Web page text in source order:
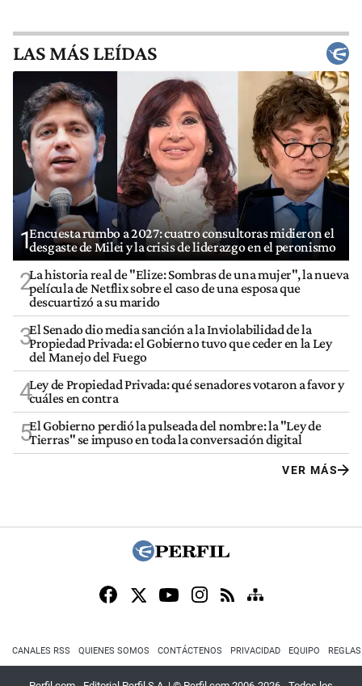
LAS MÁS LEÍDAS
1Encuesta rumbo a 2027: cuatro consultoras midieron el
desgaste de Milei y la crisis de liderazgo en el peronismo
2La historia real de "Elize: Sombras de una mujer", la nueva
película de Netflix sobre el caso de una esposa que
descuartizó a su marido
3El Senado dio media sanción a la Inviolabilidad de la
Propiedad Privada: el Gobierno tuvo que ceder en la Ley
del Manejo del Fuego
4Ley de Propiedad Privada: qué senadores votaron a favor y
cuáles en contra
5El Gobierno perdió la pulseada del nombre: la "Ley de
Tierras" se impuso en toda la conversación digital
VER MÁS
CANALES RSS QUIENES SOMOS CONTÁCTENOS PRIVACIDAD EQUIPO